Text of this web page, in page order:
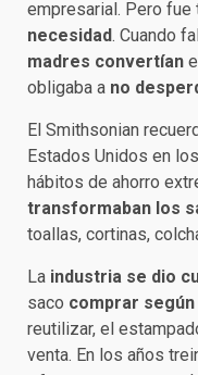
empresarial. Pero fue
necesidad. Cuando
madres convertían
obligaba a no
El Smithsonian
Estados Unidos en
hábitos de ahorro
transformaban los
toallas, cortinas,
La industria se dio
saco comprar
reutilizar, el
venta. En los años